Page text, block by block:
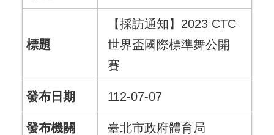
【採訪通知】2023 CTC
世界盃國際標準舞公開
賽
112-07-07
臺北市政府體育局